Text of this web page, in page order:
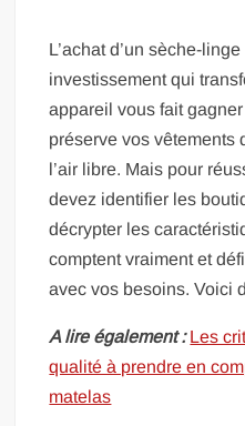
L’achat d’un sèche-
investissement qui
appareil vous fait
préserve vos vêtements
l’air libre. Mais pour
devez identifier les
décrypter les
comptent vraiment et
avec vos besoins. Voici
A lire également : Les
qualité à prendre en
matelas